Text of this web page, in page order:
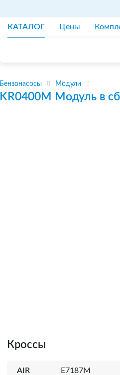
КАТАЛОГ Цены
Бензонасосы Модули
KR0400M Модуль в
Кроссы
AIR E7187M